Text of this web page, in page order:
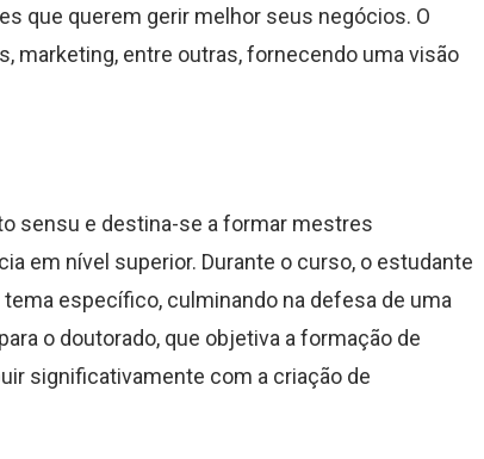
que querem gerir melhor seus negócios. O
marketing, entre outras, fornecendo uma visão
sensu e destina-se a formar mestres
em nível superior. Durante o curso, o estudante
específico, culminando na defesa de uma
o doutorado, que objetiva a formação de
significativamente com a criação de